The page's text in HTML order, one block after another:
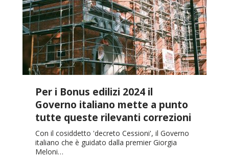
Per i Bonus edilizi 2024 il
Governo italiano mette a punto
tutte queste rilevanti correzioni
Con il cosiddetto 'decreto Cessioni', il Governo
italiano che è guidato dalla premier Giorgia
Meloni…